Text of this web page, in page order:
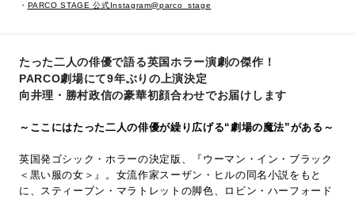
・ PARCO STAGE 公式Instagram@parco_stage
たった二人の俳優で語る英国ホラー演劇の傑作！
PARCO劇場にて9年ぶりの上演決定
向井理・勝村政信の豪華初顔合わせでお届けします
～ここにはたった二人の俳優が繰り広げる“劇場の魔法”がある～
英国発ゴシック・ホラーの決定版、『ウーマン・イン・ブラック
＜黒い服の女＞』。女流作家スーザン・ヒルの同名小説をもと
に、スティーブン・マラトレットの脚色、ロビン・ハーフォード